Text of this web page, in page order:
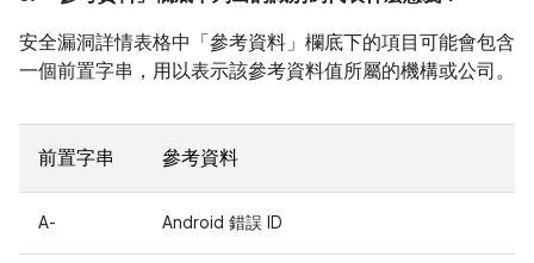
安全漏洞詳情表格中「參考資料」 欄底下的項目可能會包含
一個前置字串，用以表示該參考資料值所屬的機構或公司。
前置字串 參考資料
A- Android 錯誤 ID